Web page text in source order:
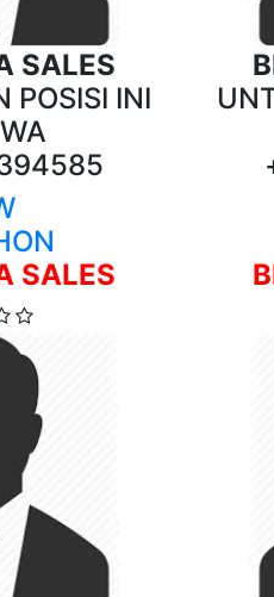
SALES
POSISI INI
SALES